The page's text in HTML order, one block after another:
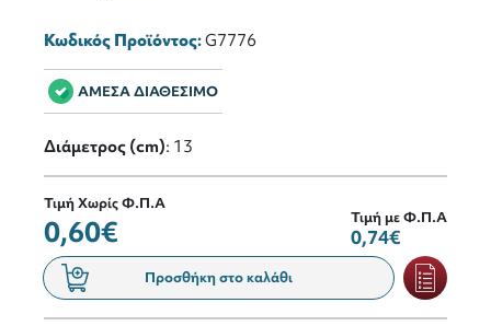
Κωδικός Προϊόντος:G7776
ΑΜΕΣΑ ΔΙΑΘΕΣΙΜΟ
Διάμετρος (cm): 13
Τιμή Χωρίς Φ.Π.Α
0,60€ Τιμή με Φ.Π.Α
0,74€
Προσθήκη στο καλάθι